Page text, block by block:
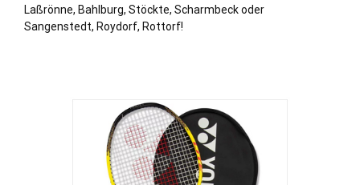
Laßrönne, Bahlburg, Stöckte, Scharmbeck oder
Sangenstedt, Roydorf, Rottorf!